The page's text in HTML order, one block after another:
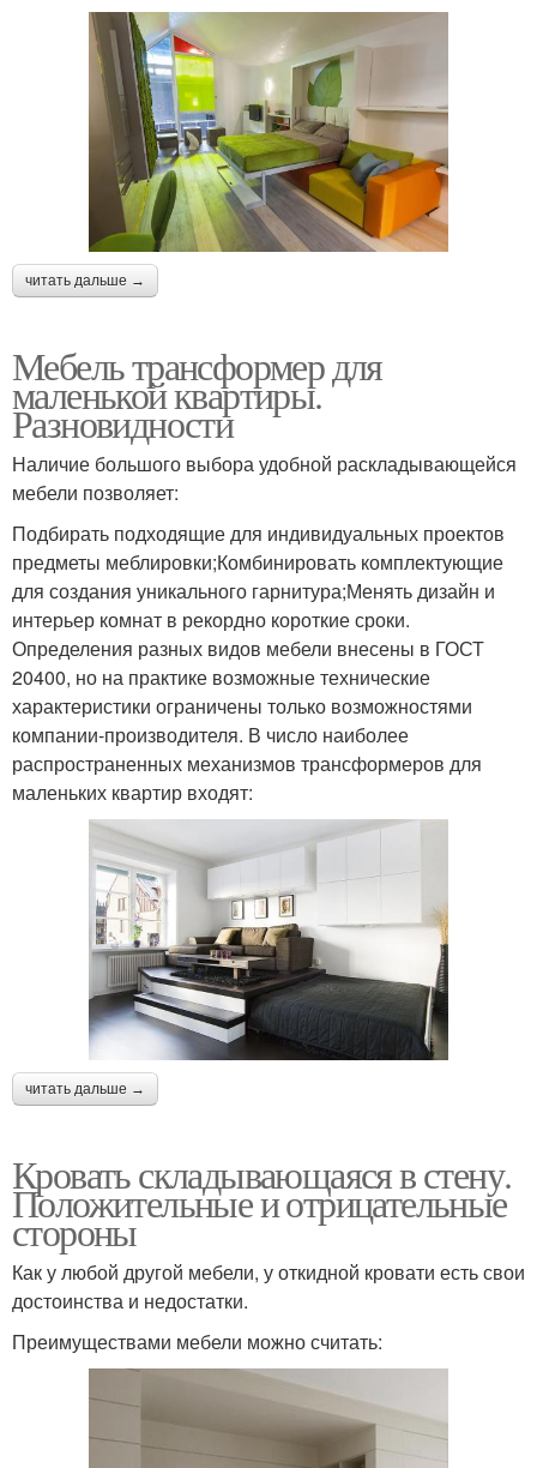
читать дальше →
Мебель трансформер для
маленькой квартиры.
Разновидности
Наличие большого выбора удобной раскладывающейся
мебели позволяет:
Подбирать подходящие для индивидуальных проектов
предметы меблировки;Комбинировать комплектующие
для создания уникального гарнитура;Менять дизайн и
интерьер комнат в рекордно короткие сроки.
Определения разных видов мебели внесены в ГОСТ
20400, но на практике возможные технические
характеристики ограничены только возможностями
компании-производителя. В число наиболее
распространенных механизмов трансформеров для
маленьких квартир входят:
читать дальше →
Кровать складывающаяся в стену.
Положительные и отрицательные
стороны
Как у любой другой мебели, у откидной кровати есть свои
достоинства и недостатки.
Преимуществами мебели можно считать: